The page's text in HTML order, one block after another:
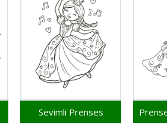
Sevimli Prenses